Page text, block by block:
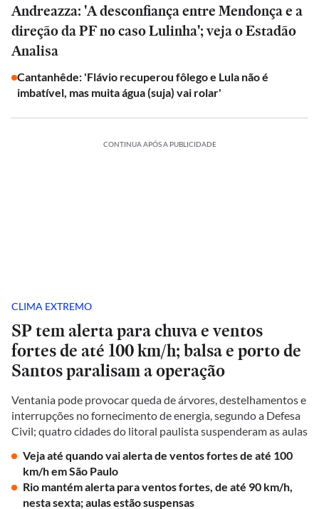
Andreazza: 'A desconfiança entre Mendonça e a
direção da PF no caso Lulinha'; veja o Estadão
Analisa
Cantanhêde: 'Flávio recuperou fôlego e Lula não é
imbatível, mas muita água (suja) vai rolar'
CONTINUA APÓS A PUBLICIDADE
CLIMA EXTREMO
SP tem alerta para chuva e ventos
fortes de até 100 km/h; balsa e porto de
Santos paralisam a operação
Ventania pode provocar queda de árvores, destelhamentos e
interrupções no fornecimento de energia, segundo a Defesa
Civil; quatro cidades do litoral paulista suspenderam as aulas
Veja até quando vai alerta de ventos fortes de até 100
km/h em São Paulo
Rio mantém alerta para ventos fortes, de até 90 km/h,
nesta sexta; aulas estão suspensas